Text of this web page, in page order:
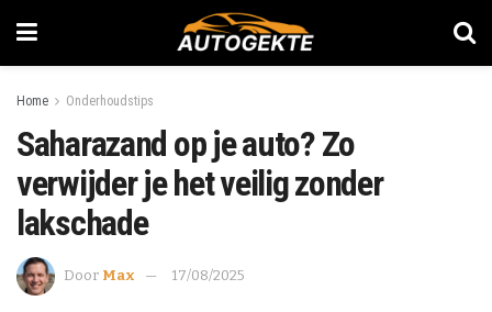
Home Onderhoudstips
Saharazand op je auto? Zo
verwijder je het veilig zonder
lakschade
Door Max 17/08/2025